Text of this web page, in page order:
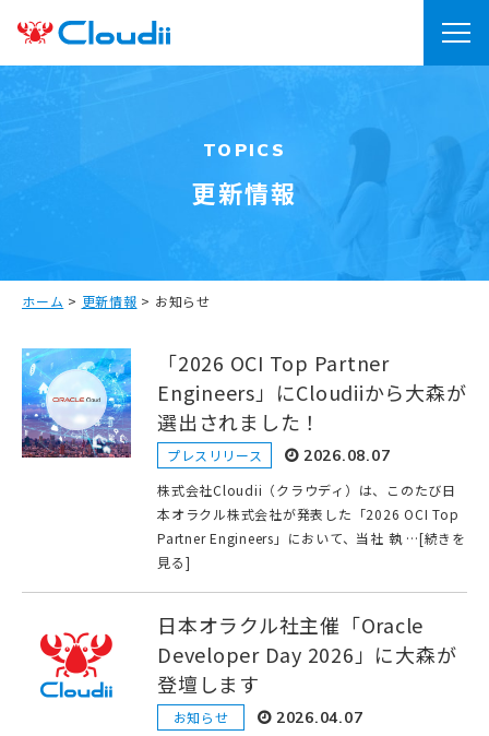
TOPICS
更新情報
ホーム > 更新情報 > お知らせ
「2026 OCI Top Partner
Engineers」にCloudiiから大森が
選出されました！
プレスリリース 2026.08.07
株式会社Cloudii（クラウディ）は、このたび日
本オラクル株式会社が発表した「2026 OCI Top
Partner Engineers」において、当社 執 …[続きを
見る]
日本オラクル社主催「Oracle
Developer Day 2026」に大森が
登壇します
お知らせ 2026.04.07